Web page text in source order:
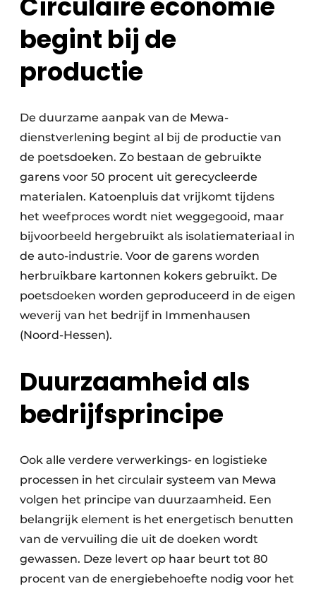
begint bij de
productie
De duurzame aanpak van de Mewa-
dienstverlening begint al bij de productie van
de poetsdoeken. Zo bestaan de gebruikte
garens voor 50 procent uit gerecycleerde
materialen. Katoenpluis dat vrijkomt tijdens
het weefproces wordt niet weggegooid, maar
bijvoorbeeld hergebruikt als isolatiemateriaal in
de auto-industrie. Voor de garens worden
herbruikbare kartonnen kokers gebruikt. De
poetsdoeken worden geproduceerd in de eigen
weverij van het bedrijf in Immenhausen
(Noord-Hessen).
Duurzaamheid als
bedrijfsprincipe
Ook alle verdere verwerkings- en logistieke
processen in het circulair systeem van Mewa
volgen het principe van duurzaamheid. Een
belangrijk element is het energetisch benutten
van de vervuiling die uit de doeken wordt
gewassen. Deze levert op haar beurt tot 80
procent van de energiebehoefte nodig voor het